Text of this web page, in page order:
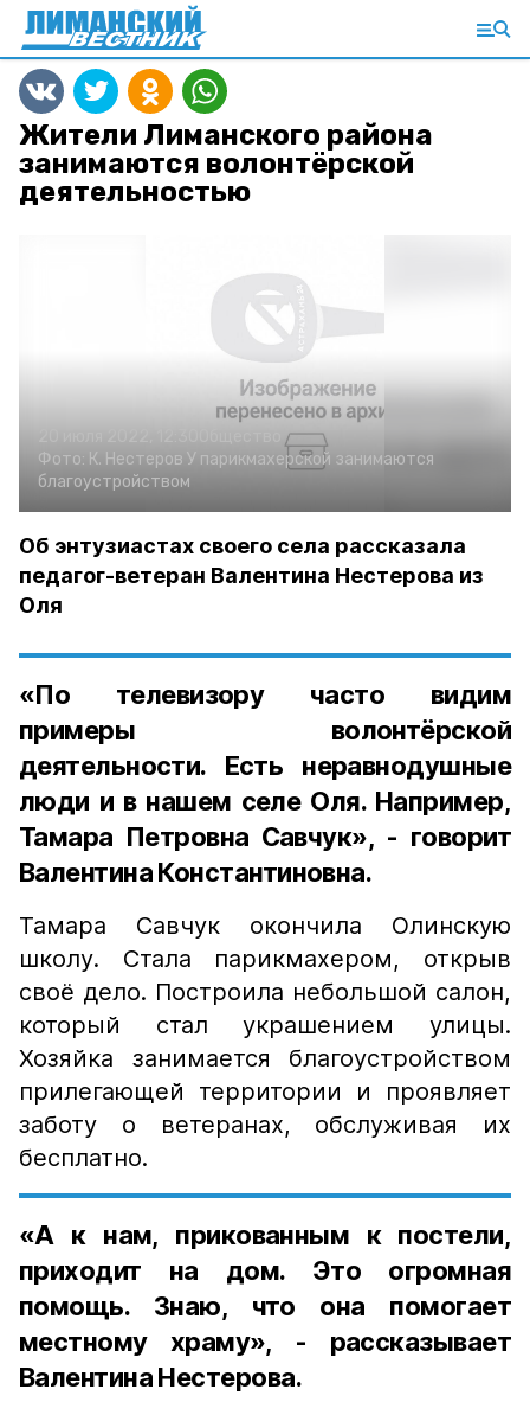
Жители Лиманского района
занимаются волонтёрской
деятельностью
Фото: К. Нестеров У парикмахерской занимаются
благоустройством
Об энтузиастах своего села рассказала
педагог-ветеран Валентина Нестерова из
Оля
«По телевизору часто видим
примеры волонтёрской
деятельности. Есть неравнодушные
люди и в нашем селе Оля. Например,
Тамара Петровна Савчук», - говорит
Валентина Константиновна.
Тамара Савчук окончила Олинскую
школу. Стала парикмахером, открыв
своё дело. Построила небольшой салон,
который стал украшением улицы.
Хозяйка занимается благоустройством
прилегающей территории и проявляет
заботу о ветеранах, обслуживая их
бесплатно.
«А к нам, прикованным к постели,
приходит на дом. Это огромная
помощь. Знаю, что она помогает
местному храму», - рассказывает
Валентина Нестерова.